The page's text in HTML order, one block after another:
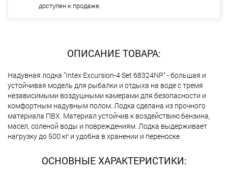
доступен к продаже.
ОПИСАНИЕ ТОВАРА:
Надувная лодка "Intex Excursion-4 Set 68324NP" - большая и
устойчивая модель для рыбалки и отдыха на воде с тремя
независимыми воздушными камерами для безопасности и
комфортным надувным полом. Лодка сделана из прочного
материала ПВХ. Материал устойчив к воздействию бензина,
масел, соленой воды и повреждениям. Лодка выдерживает
нагрузку до 500 кг и удобна в хранении и переноске.
ОСНОВНЫЕ ХАРАКТЕРИСТИКИ: